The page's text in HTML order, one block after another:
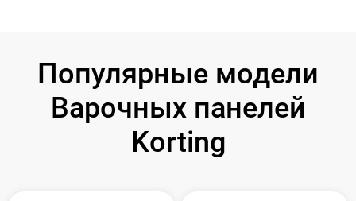
Популярные модели
Варочных панелей
Korting